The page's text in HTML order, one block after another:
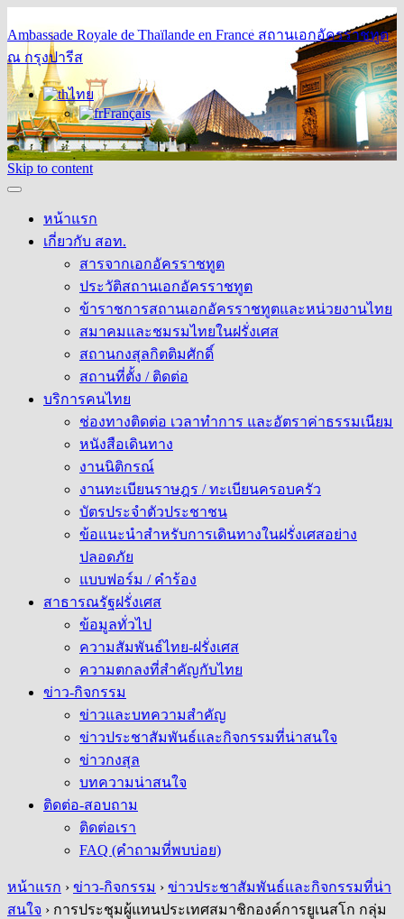
Ambassade Royale de Thaïlande en France สถานเอกอัครราชทูต
ณ กรุงปารีส
ไทย
Français
Skip to content
หน้าแรก
เกี่ยวกับ สอท.
สารจากเอกอัครราชทูต
ประวัติสถานเอกอัครราชทูต
ข้าราชการสถานเอกอัครราชทูตและหน่วยงานไทย
สมาคมและชมรมไทยในฝรั่งเศส
สถานกงสุลกิตติมศักดิ์
สถานที่ตั้ง / ติดต่อ
บริการคนไทย
ช่องทางติดต่อ เวลาทำการ และอัตราค่าธรรมเนียม
หนังสือเดินทาง
งานนิติกรณ์
งานทะเบียนราษฎร / ทะเบียนครอบครัว
บัตรประจำตัวประชาชน
ข้อแนะนำสำหรับการเดินทางในฝรั่งเศสอย่าง
ปลอดภัย
แบบฟอร์ม / คำร้อง
สาธารณรัฐฝรั่งเศส
ข้อมูลทั่วไป
ความสัมพันธ์ไทย-ฝรั่งเศส
ความตกลงที่สำคัญกับไทย
ข่าว-กิจกรรม
ข่าวและบทความสำคัญ
ข่าวประชาสัมพันธ์และกิจกรรมที่น่าสนใจ
ข่าวกงสุล
บทความน่าสนใจ
ติดต่อ-สอบถาม
ติดต่อเรา
FAQ (คำถามที่พบบ่อย)
หน้าแรก › ข่าว-กิจกรรม › ข่าวประชาสัมพันธ์และกิจกรรมที่น่า
สนใจ › การประชุมผู้แทนประเทศสมาชิกองค์การยูเนสโก กลุ่ม